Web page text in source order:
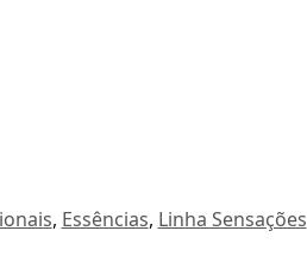
, Essências, Linha Sensações